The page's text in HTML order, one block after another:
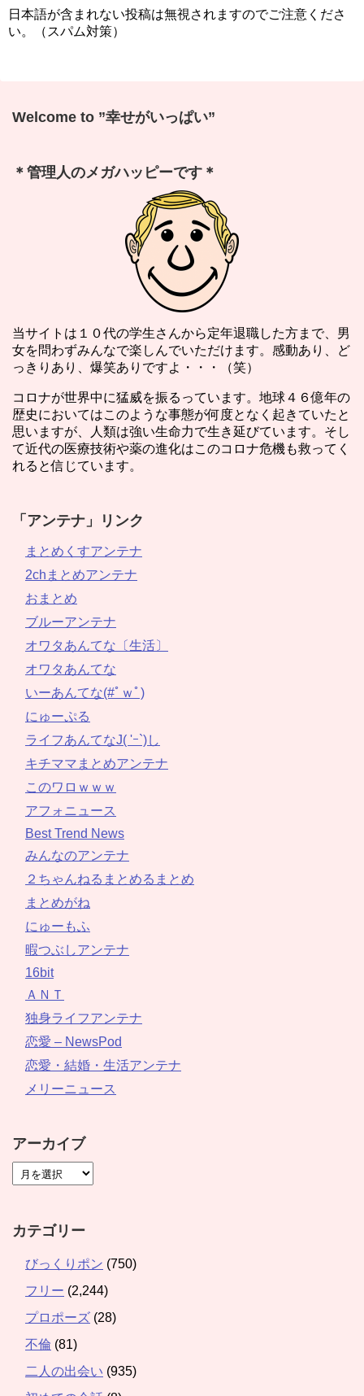
日本語が含まれない投稿は無視されますのでご注意くださ
い。（スパム対策）
Welcome to ”幸せがいっぱい”
＊管理人のメガハッピーです＊
当サイトは１０代の学生さんから定年退職した方まで、男
女を問わずみんなで楽しんでいただけます。感動あり、ど
っきりあり、爆笑ありですよ・・・（笑）
コロナが世界中に猛威を振るっています。地球４６億年の
歴史においてはこのような事態が何度となく起きていたと
思いますが、人類は強い生命力で生き延びています。そし
て近代の医療技術や薬の進化はこのコロナ危機も救ってく
れると信じています。
「アンテナ」リンク
まとめくすアンテナ
2chまとめアンテナ
おまとめ
ブルーアンテナ
オワタあんてな〔生活〕
オワタあんてな
いーあんてな(#ﾟｗﾟ)
にゅーぷる
ライフあんてなJ( 'ｰ`)し
キチママまとめアンテナ
このワロｗｗｗ
アフォニュース
Best Trend News
みんなのアンテナ
２ちゃんねるまとめるまとめ
まとめがね
にゅーもふ
暇つぶしアンテナ
16bit
ＡＮＴ
独身ライフアンテナ
恋愛 – NewsPod
恋愛・結婚・生活アンテナ
メリーニュース
アーカイブ
カテゴリー
びっくりポン (750)
フリー (2,244)
プロポーズ (28)
不倫 (81)
二人の出会い (935)